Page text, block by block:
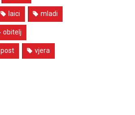
laici mladi
obitelj
post vjera